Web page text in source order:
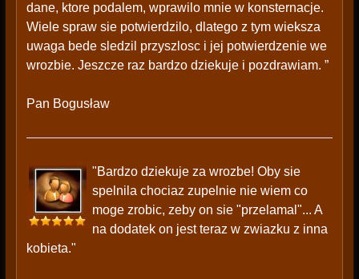
dane, ktore podalem, wprawilo mnie w konsternacje.
Wiele spraw sie potwierdzilo, dlatego z tym wieksza
uwaga bede sledzil przyszlosc i jej potwierdzenie we
wrozbie. Jeszcze raz bardzo dziekuje i pozdrawiam. ”
Pan Bogusław
"Bardzo dziekuje za wrozbe! Oby sie
spelnila chociaz zupelnie nie wiem co
moge zrobic, zeby on sie "przelamal"... A
na dodatek on jest teraz w zwiazku z inna
kobieta."